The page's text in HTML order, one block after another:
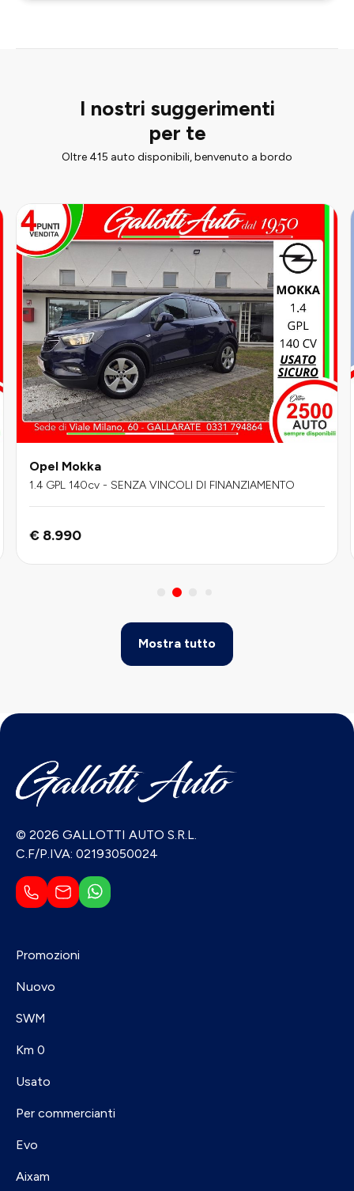
I nostri suggerimenti
per te
Oltre 415 auto disponibili, benvenuto a bordo
Opel Mokka
1.4 GPL 140cv - SENZA VINCOLI DI FINANZIAMENTO
€ 8.990
Mostra tutto
© 2026 GALLOTTI AUTO S.R.L.
C.F/P.IVA: 02193050024
Promozioni
Nuovo
SWM
Km 0
Usato
Per commercianti
Evo
Aixam